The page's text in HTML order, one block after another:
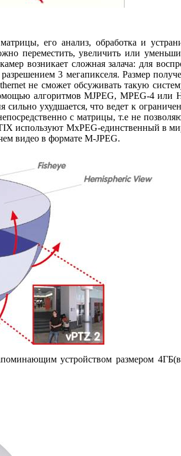
его анализ, обработка и
переместить, увеличить или
возникает сложная залача: для
3 мегапикселя. Размер
не сможет обсуживать такую
алгоритмов MJPEG, MPEG-4 или
сильно ухудшается, что ведет к
с матрицы, т.е не
используют MxPEG-единственный в
видео в формате M-JPEG.
устройством размером